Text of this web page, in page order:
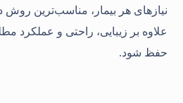
نیازهای هر بیمار، مناسب‌ترین روش
علاوه بر زیبایی، راحتی و عملکرد
حفظ شود.